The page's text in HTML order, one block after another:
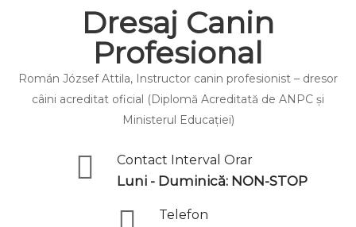
Dresaj Canin
Profesional
Román József Attila, Instructor canin profesionist – dresor
câini acreditat oficial (Diplomă Acreditată de ANPC și
Ministerul Educației)
Contact Interval Orar
Luni - Duminică: NON-STOP
Telefon